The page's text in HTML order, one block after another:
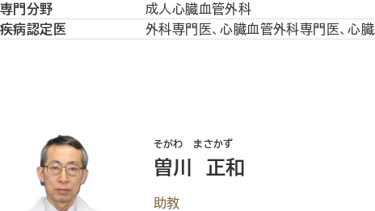
専門分野
成人心臓血管外科
疾病認定医
外科専門医、心臓血管外科専門医、心
曽川 正和
そがわ まさかず
助教